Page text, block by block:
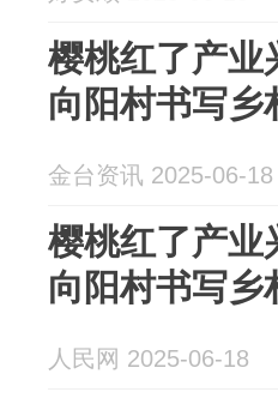
樱桃红了产
向阳村书写乡
金台资讯 2025-06-18
樱桃红了产
向阳村书写乡
人民网 2025-06-18